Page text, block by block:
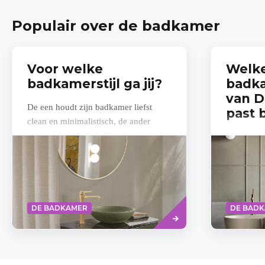
Populair over de badkamer
Voor welke
badkamerstijl ga jij?
De een houdt zijn badkamer liefst
clean en minimalistisch, de ander
zweert bij maximale kleuren en ronde
vormen of warme, botanische tinten.
DE BADKAMER
Read
more
van
past
Een
rollen de
band. Ze
DE